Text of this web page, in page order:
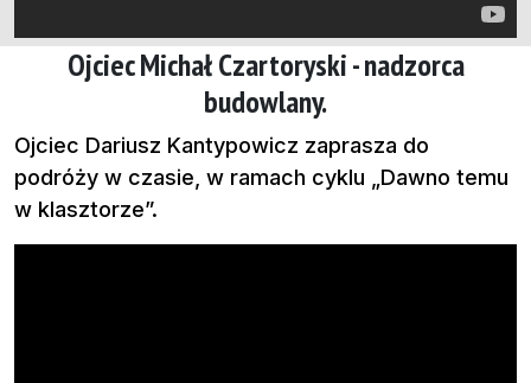
Ojciec Michał Czartoryski - nadzorca
budowlany.
Ojciec Dariusz Kantypowicz zaprasza do
podróży w czasie, w ramach cyklu „Dawno temu
w klasztorze”.